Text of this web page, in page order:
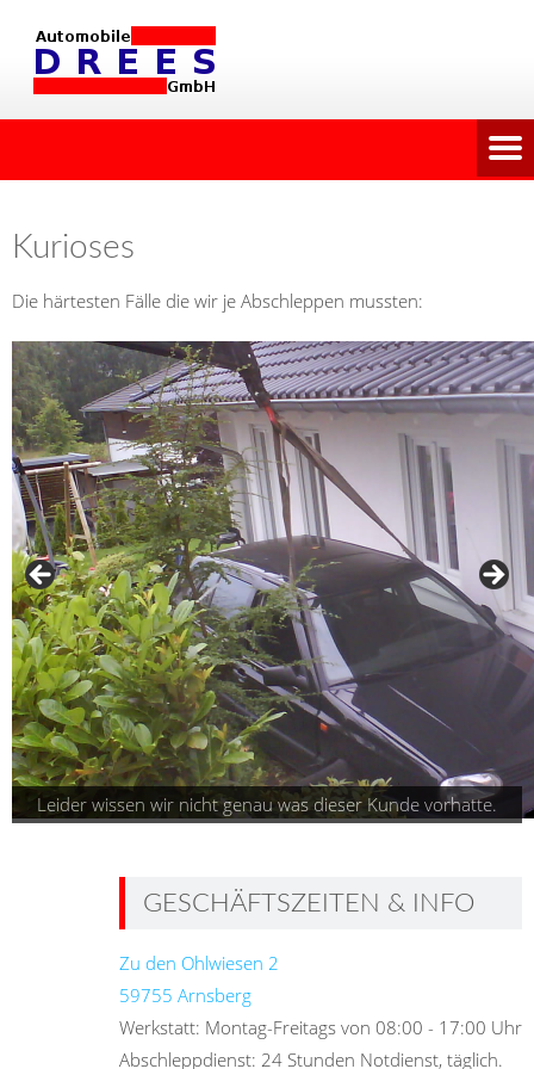
Kurioses
Die härtesten Fälle die wir je Abschleppen mussten:
Leider wissen wir nicht genau was dieser Kunde vorhatte.
GESCHÄFTSZEITEN & INFO
Zu den Ohlwiesen 2
59755 Arnsberg
Werkstatt: Montag-Freitags von 08:00 - 17:00 Uhr
Abschleppdienst: 24 Stunden Notdienst, täglich.